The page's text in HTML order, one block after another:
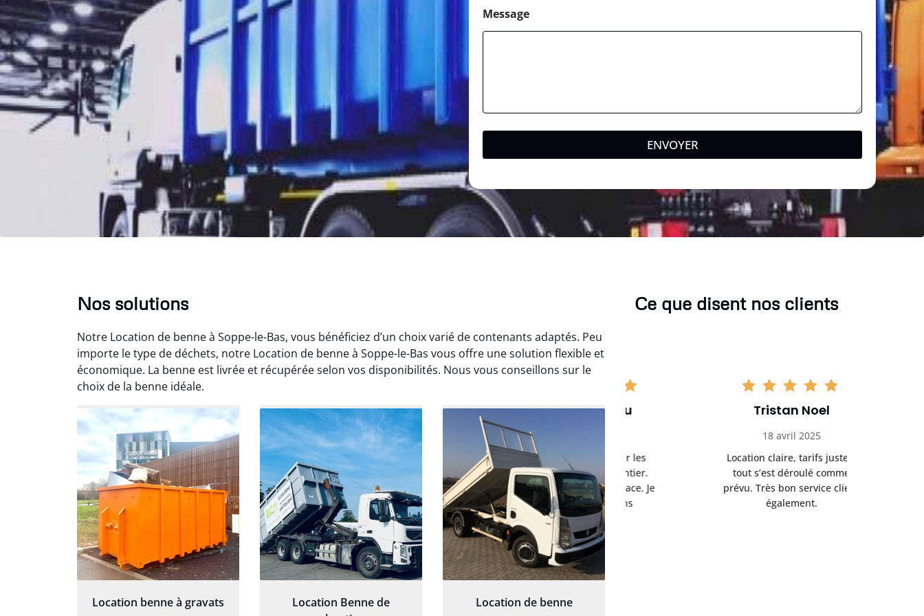
Message
ENVOYER
Nos solutions
Notre Location de benne à Soppe-le-Bas, vous bénéficiez d’un choix varié de contenants adaptés. Peu
importe le type de déchets, notre Location de benne à Soppe-le-Bas vous offre une solution flexible et
économique. La benne est livrée et récupérée selon vos disponibilités. Nous vous conseillons sur le
choix de la benne idéale.
Location benne à gravats
Location Benne de
Location de benne
Ce que disent nos clients
Aurélie Bonnet
21 juin 2024
Le service de terrassement
jardin à Var était
exceptionnel. L'équipe a
travaillé de manière efficace
et professionnelle, laissant
notre jardin impeccable et
prêt pour notre nouveau
projet d'aménagement
paysager.
Elisa Barreau
6 avril 2025
Parfait pour évacuer les
gravats de mon chantier.
Service rapide et efficace. Je
recommande sans
hésitation.
Tristan Noel
18 avril 2025
Location claire, tarifs justes,
tout s’est déroulé comme
prévu. Très bon service client